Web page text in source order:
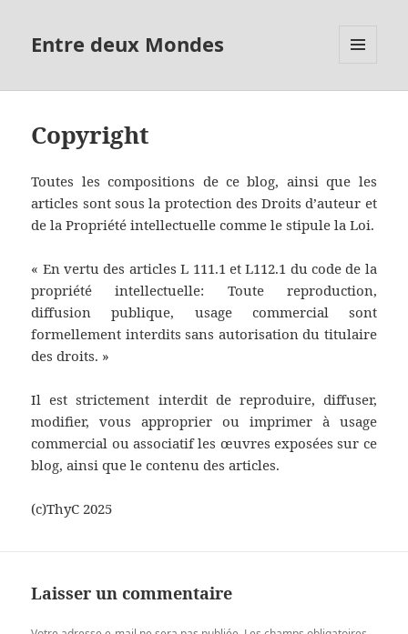
Entre deux Mondes
Copyright
Toutes les compositions de ce blog, ainsi que les
articles sont sous la protection des Droits d’auteur et
de la Propriété intellectuelle comme le stipule la Loi.
« En vertu des articles L 111.1 et L112.1 du code de la
propriété intellectuelle: Toute reproduction,
diffusion publique, usage commercial sont
formellement interdits sans autorisation du titulaire
des droits. »
Il est strictement interdit de reproduire, diffuser,
modifier, vous approprier ou imprimer à usage
commercial ou associatif les œuvres exposées sur ce
blog, ainsi que le contenu des articles.
(c)ThyC 2025
Laisser un commentaire